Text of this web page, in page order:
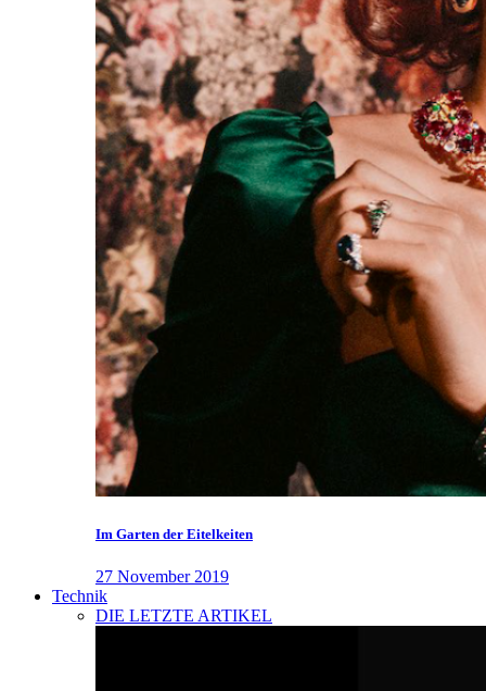
Im Garten der Eitelkeiten
27 November 2019
Technik
DIE LETZTE ARTIKEL